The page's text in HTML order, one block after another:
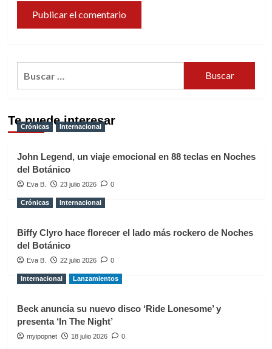
Te puede interesar
Crónicas Internacional
John Legend, un viaje emocional en 88 teclas en Noches
del Botánico
Eva B. 23 julio 2026 0
Crónicas Internacional
Biffy Clyro hace florecer el lado más rockero de Noches
del Botánico
Eva B. 22 julio 2026 0
Internacional Lanzamientos
Beck anuncia su nuevo disco ‘Ride Lonesome’ y
presenta ‘In The Night’
myipopnet 18 julio 2026 0